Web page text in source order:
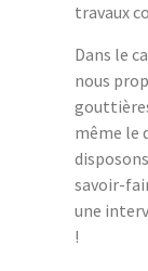
travaux
Dans le
nous
même le
savoir-
une
!